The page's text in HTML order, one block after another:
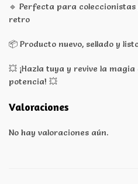
🔹 Perfecta para
retro
📦 Producto nuevo, sellado y
💥 ¡Hazla tuya y revive la
potencia! 💥
Valoraciones
No hay valoraciones aún.